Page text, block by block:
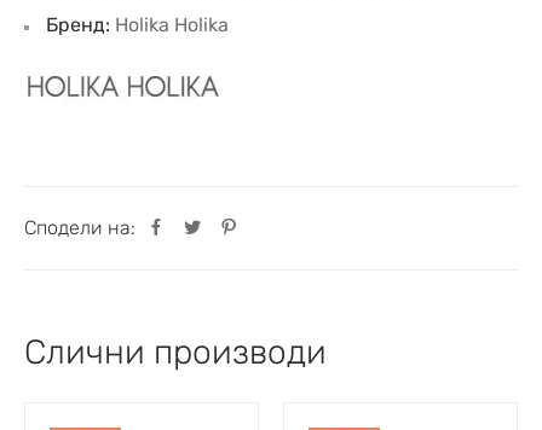
Сподели на:
Бренд: Holika Holika
Слични производи